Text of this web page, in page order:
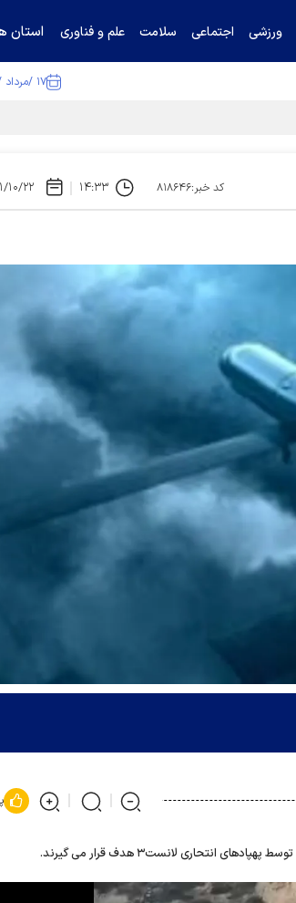
ورزشی اجتماعی سلامت علم و فناوری استان
۱۷ /مرداد /۱۴۰۵
کد خبر:۸۱۸۶۴۶ ۱۴:۳۳ ۱۴۰۱/